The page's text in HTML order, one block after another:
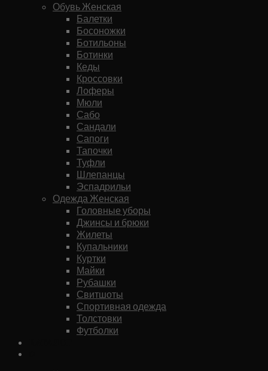
Обувь Женская
Балетки
Босоножки
Ботильоны
Ботинки
Кеды
Кроссовки
Лоферы
Мюли
Сабо
Сандали
Сапоги
Тапочки
Туфли
Шлепанцы
Эспадрильи
Одежда Женская
Головные уборы
Джинсы и брюки
Жилеты
Купальники
Куртки
Майки
Рубашки
Свитшоты
Спортивная одежда
Толстовки
Футболки